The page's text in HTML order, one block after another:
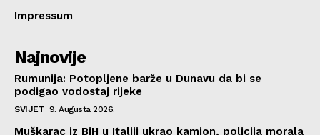
Impressum
Najnovije
Rumunija: Potopljene barže u Dunavu da bi se
podigao vodostaj rijeke
SVIJET 9. Augusta 2026.
Muškarac iz BiH u Italiji ukrao kamion, policija morala